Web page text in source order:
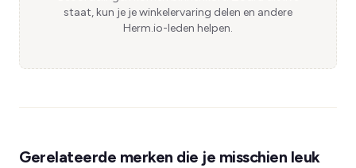
staat, kun je je winkelervaring delen en andere
Herm.io-leden helpen.
Gerelateerde merken die je misschien leuk